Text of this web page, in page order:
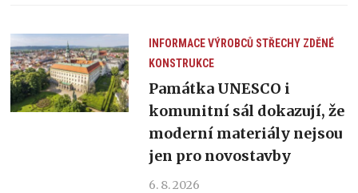
INFORMACE VÝROBCŮ STŘECHY ZDĚNÉ
KONSTRUKCE
Památka UNESCO i
komunitní sál dokazují, že
moderní materiály nejsou
jen pro novostavby
6. 8. 2026